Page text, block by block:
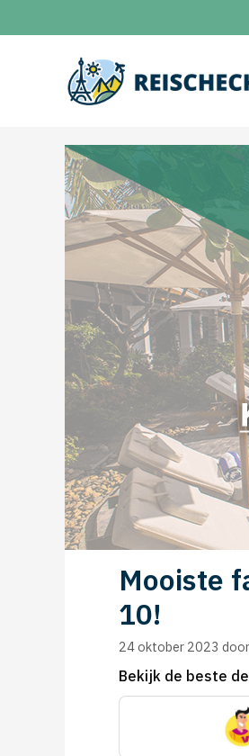
naar
Mooiste
10!
24 oktober 2023 door
Bekijk de beste